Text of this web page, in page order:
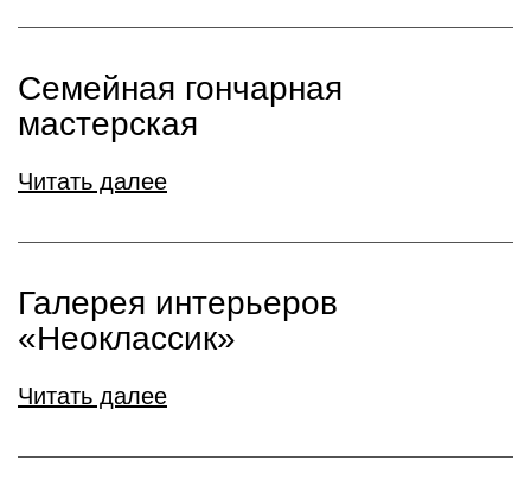
Семейная гончарная
мастерская
Читать далее
Галерея интерьеров
«Неоклассик»
Читать далее